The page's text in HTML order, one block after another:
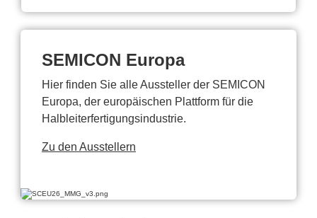
SEMICON Europa
Hier finden Sie alle Aussteller der SEMICON
Europa, der europäischen Plattform für die
Halbleiterfertigungsindustrie.
Zu den Ausstellern